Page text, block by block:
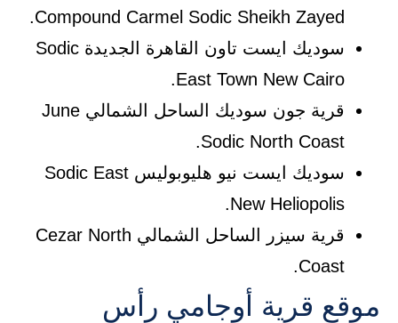
Compound Carmel Sodic Sheikh Zayed.
سوديك ايست تاون القاهرة الجديدة Sodic
East Town New Cairo.
قرية جون سوديك الساحل الشمالي June
Sodic North Coast.
سوديك ايست نيو هليوبوليس Sodic East
New Heliopolis.
قرية سيزر الساحل الشمالي Cezar North
Coast.
موقع قرية أوجامي رأس